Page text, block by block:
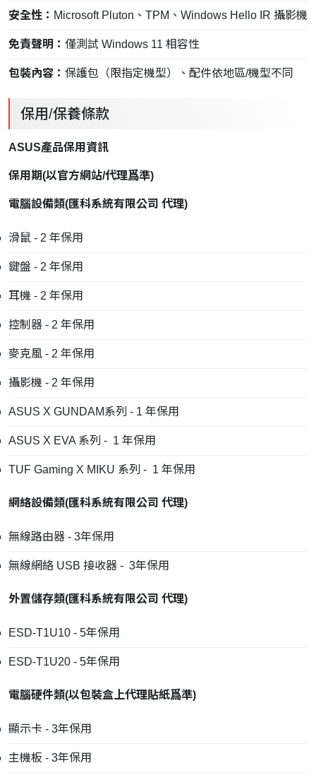
安全性： Microsoft Pluton、TPM、Windows Hello IR 攝影機
免責聲明： 僅測試 Windows 11 相容性
包裝內容： 保護包（限指定機型）、配件依地區/機型不同
保用/保養條款
ASUS產品保用資訊
保用期(以官方網站/代理爲準)
電腦設備類(匯科系統有限公司 代理)
滑鼠 - 2 年保用
鍵盤 - 2 年保用
耳機 - 2 年保用
控制器 - 2 年保用
麥克風 - 2 年保用
攝影機 - 2 年保用
ASUS X GUNDAM系列 - 1 年保用
ASUS X EVA 系列 - 1 年保用
TUF Gaming X MIKU 系列 - 1 年保用
網絡設備類(匯科系統有限公司 代理)
無線路由器 - 3年保用
無線網絡 USB 接收器 - 3年保用
外置儲存類(匯科系統有限公司 代理)
ESD-T1U10 - 5年保用
ESD-T1U20 - 5年保用
電腦硬件類(以包裝盒上代理貼紙爲準)
顯示卡 - 3年保用
主機板 - 3年保用